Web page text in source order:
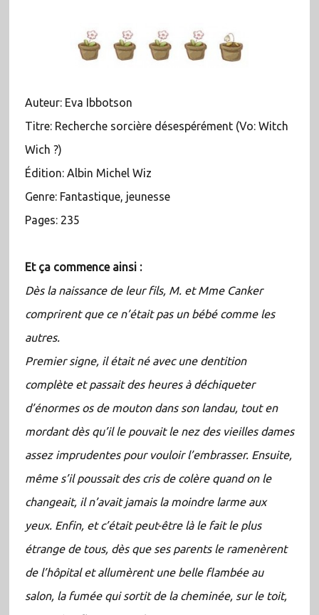
Auteur: Eva Ibbotson
Titre: Recherche sorcière désespérément (Vo: Witch
Wich ?)
Édition: Albin Michel Wiz
Genre: Fantastique, jeunesse
Pages: 235
Et ça commence ainsi :
Dès la naissance de leur fils, M. et Mme Canker
comprirent que ce n’était pas un bébé comme les
autres.
Premier signe, il était né avec une dentition
complète et passait des heures à déchiqueter
d’énormes os de mouton dans son landau, tout en
mordant dès qu’il le pouvait le nez des vieilles dames
assez imprudentes pour vouloir l’embrasser. Ensuite,
même s’il poussait des cris de colère quand on le
changeait, il n’avait jamais la moindre larme aux
yeux. Enfin, et c’était peut-être là le fait le plus
étrange de tous, dès que ses parents le ramenèrent
de l’hôpital et allumèrent une belle flambée au
salon, la fumée qui sortit de la cheminée, sur le toit,